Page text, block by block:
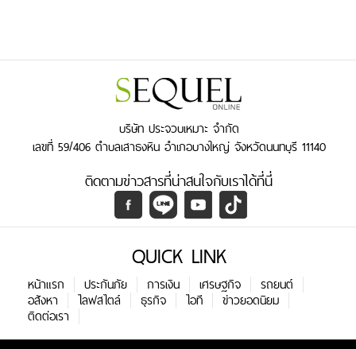
บริษัท ประจวบเหมาะ จำกัด
เลขที่ 59/406 ตำบลเสาธงหิน อำเภอบางใหญ่ จังหวัดนนทบุรี 11140
ติดตามข่าวสารที่น่าสนใจกับเราได้ที่นี่
QUICK LINK
หน้าแรก ประกันภัย การเงิน เศรษฐกิจ
รถยนต์
อสังหา
ไลฟสไตล์ ธุรกิจ ไอที
ข่าวยอดนิยม
ติดต่อเรา